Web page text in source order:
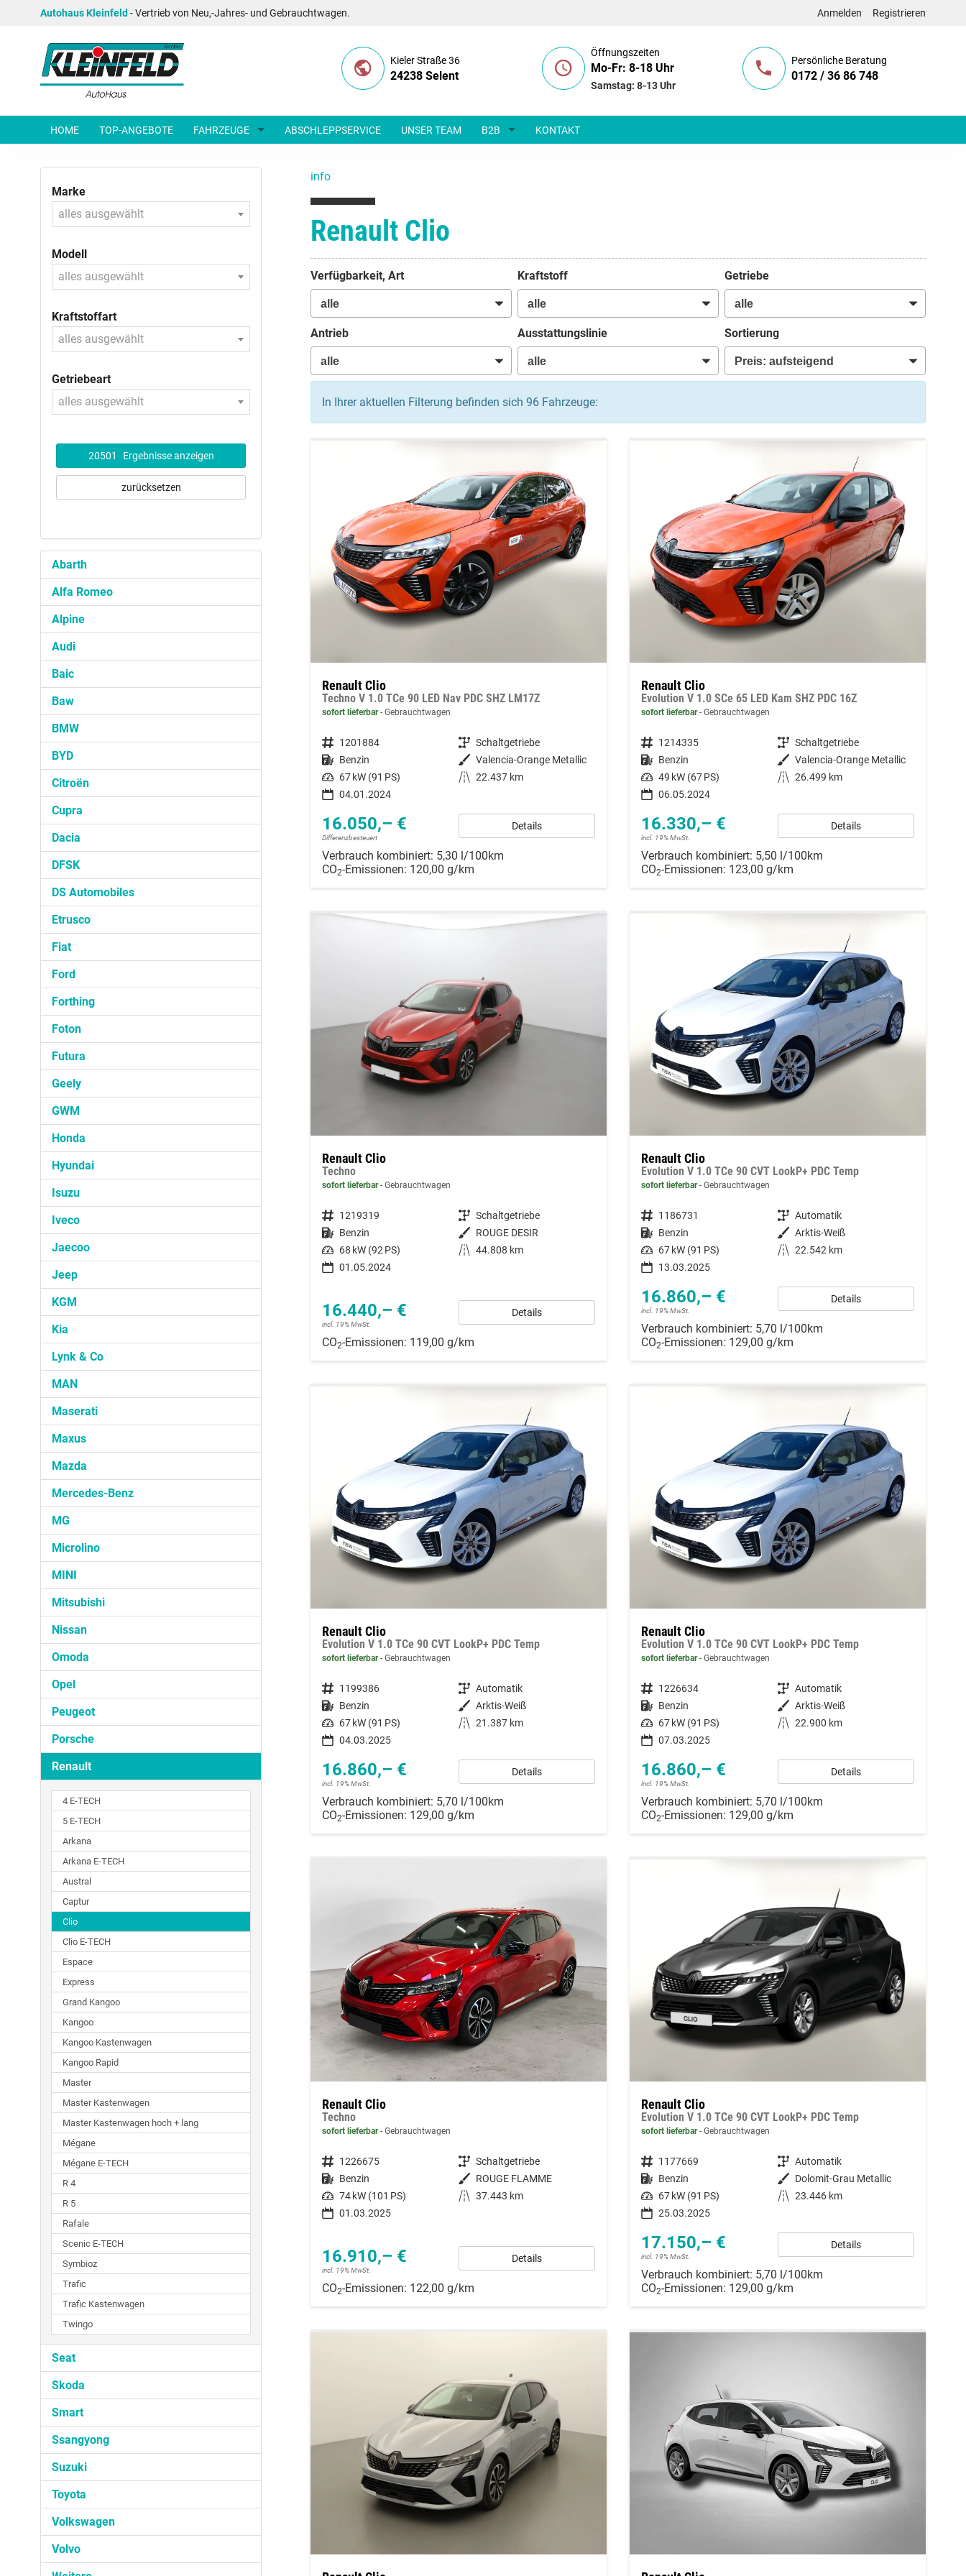
Autohaus Kleinfeld - Vertrieb von Neu,-Jahres- und Gebrauchtwagen. Anmelden Registrieren
Kieler Straße 36
24238 Selent
Öffnungszeiten
Mo-Fr: 8-18 Uhr
Samstag: 8-13 Uhr
Persönliche Beratung
0172 / 36 86 748
HOME TOP-ANGEBOTE FAHRZEUGE ABSCHLEPPSERVICE UNSER TEAM B2B KONTAKT
info
Renault Clio
Verfügbarkeit, Art Kraftstoff Getriebe
Antrieb Ausstattungslinie Sortierung
In Ihrer aktuellen Filterung befinden sich 96Fahrzeuge:
Renault Clio
Techno V 1.0 TCe 90 LED Nav PDC SHZ LM17Z
sofort lieferbar Gebrauchtwagen
Fahrzeugnummer 1201884 Getriebe Schaltgetriebe
Kraftstoff Benzin Außenfarbe Valencia-Orange Metallic
Leistung 67 kW (91 PS) Kilometerstand 22.437 km
04.01.2024
16.050,– €
Differenzbesteuert
Details
Verbrauch kombiniert: 5,30 l/100km
CO2-Emissionen: 120,00 g/km
Renault Clio
Evolution V 1.0 SCe 65 LED Kam SHZ PDC 16Z
sofort lieferbar Gebrauchtwagen
Fahrzeugnummer 1214335 Getriebe Schaltgetriebe
Kraftstoff Benzin Außenfarbe Valencia-Orange Metallic
Leistung 49 kW (67 PS) Kilometerstand 26.499 km
06.05.2024
16.330,– €
incl. 19% MwSt.
Details
Verbrauch kombiniert: 5,50 l/100km
CO2-Emissionen: 123,00 g/km
Renault Clio
Techno
sofort lieferbar Gebrauchtwagen
Fahrzeugnummer 1219319 Getriebe Schaltgetriebe
Kraftstoff Benzin Außenfarbe ROUGE DESIR
Leistung 68 kW (92 PS) Kilometerstand 44.808 km
01.05.2024
16.440,– €
incl. 19% MwSt.
Details
CO2-Emissionen: 119,00 g/km
Renault Clio
Evolution V 1.0 TCe 90 CVT LookP+ PDC Temp
sofort lieferbar Gebrauchtwagen
Fahrzeugnummer 1186731 Getriebe Automatik
Kraftstoff Benzin Außenfarbe Arktis-Weiß
Leistung 67 kW (91 PS) Kilometerstand 22.542 km
13.03.2025
16.860,– €
incl. 19% MwSt.
Details
Verbrauch kombiniert: 5,70 l/100km
CO2-Emissionen: 129,00 g/km
Renault Clio
Evolution V 1.0 TCe 90 CVT LookP+ PDC Temp
sofort lieferbar Gebrauchtwagen
Fahrzeugnummer 1199386 Getriebe Automatik
Kraftstoff Benzin Außenfarbe Arktis-Weiß
Leistung 67 kW (91 PS) Kilometerstand 21.387 km
04.03.2025
16.860,– €
incl. 19% MwSt.
Details
Verbrauch kombiniert: 5,70 l/100km
CO2-Emissionen: 129,00 g/km
Renault Clio
Evolution V 1.0 TCe 90 CVT LookP+ PDC Temp
sofort lieferbar Gebrauchtwagen
Fahrzeugnummer 1226634 Getriebe Automatik
Kraftstoff Benzin Außenfarbe Arktis-Weiß
Leistung 67 kW (91 PS) Kilometerstand 22.900 km
07.03.2025
16.860,– €
incl. 19% MwSt.
Details
Verbrauch kombiniert: 5,70 l/100km
CO2-Emissionen: 129,00 g/km
Renault Clio
Techno
sofort lieferbar Gebrauchtwagen
Fahrzeugnummer 1226675 Getriebe Schaltgetriebe
Kraftstoff Benzin Außenfarbe ROUGE FLAMME
Leistung 74 kW (101 PS) Kilometerstand 37.443 km
01.03.2025
16.910,– €
incl. 19% MwSt.
Details
CO2-Emissionen: 122,00 g/km
Renault Clio
Evolution V 1.0 TCe 90 CVT LookP+ PDC Temp
sofort lieferbar Gebrauchtwagen
Fahrzeugnummer 1177669 Getriebe Automatik
Kraftstoff Benzin Außenfarbe Dolomit-Grau Metallic
Leistung 67 kW (91 PS) Kilometerstand 23.446 km
25.03.2025
17.150,– €
incl. 19% MwSt.
Details
Verbrauch kombiniert: 5,70 l/100km
CO2-Emissionen: 129,00 g/km
Marke
alles ausgewählt
Modell
alles ausgewählt
Kraftstoffart
alles ausgewählt
Getriebeart
alles ausgewählt
20501 Ergebnisse anzeigen
zurücksetzen
Abarth
Alfa Romeo
Alpine
Audi
Baic
Baw
BMW
BYD
Citroën
Cupra
Dacia
DFSK
DS Automobiles
Etrusco
Fiat
Ford
Forthing
Foton
Futura
Geely
GWM
Honda
Hyundai
Isuzu
Iveco
Jaecoo
Jeep
KGM
Kia
Lynk & Co
MAN
Maserati
Maxus
Mazda
Mercedes-Benz
MG
Microlino
MINI
Mitsubishi
Nissan
Omoda
Opel
Peugeot
Porsche
Renault
4 E-TECH
5 E-TECH
Arkana
Arkana E-TECH
Austral
Captur
Clio
Clio E-TECH
Espace
Express
Grand Kangoo
Kangoo
Kangoo Kastenwagen
Kangoo Rapid
Master
Master Kastenwagen
Master Kastenwagen hoch + lang
Mégane
Mégane E-TECH
R 4
R 5
Rafale
Scenic E-TECH
Symbioz
Trafic
Trafic Kastenwagen
Twingo
Seat
Skoda
Smart
Ssangyong
Suzuki
Toyota
Volkswagen
Volvo